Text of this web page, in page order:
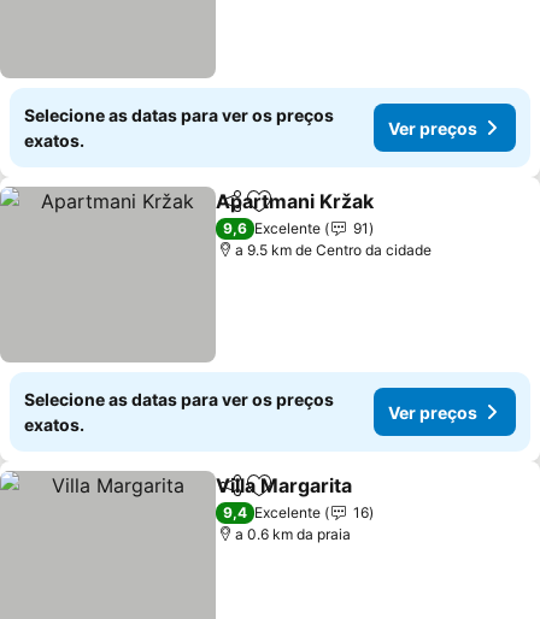
Selecione as datas para ver os preços
exatos.
Ver preços
PartilharAdicionar aos favoritos
Apartmani Kržak
9,6 Excelente
91
a 9.5 km de Centro da cidade
Selecione as datas para ver os preços
exatos.
Ver preços
PartilharAdicionar aos favoritos
Villa Margarita
9,4 Excelente
16
a 0.6 km da praia